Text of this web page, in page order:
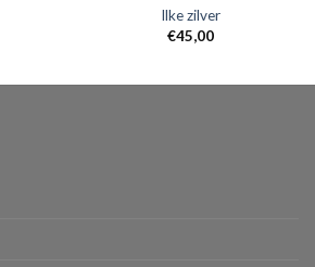
Ilke zilver
€45,00